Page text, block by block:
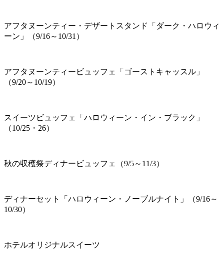
アフタヌーンティー・デザートスタンド「ダーク・ハロウィ
ーン」（9/16～10/31）
アフタヌーンティービュッフェ「ゴーストキャッスル」
（9/20～10/19）
スイーツビュッフェ「ハロウィーン・イン・ブラック」
（10/25・26）
秋の収穫祭ディナービュッフェ（9/5～11/3）
ディナーセット「ハロウィーン・ノーブルナイト」（9/16～
10/30）
ホテルオリジナルスイーツ